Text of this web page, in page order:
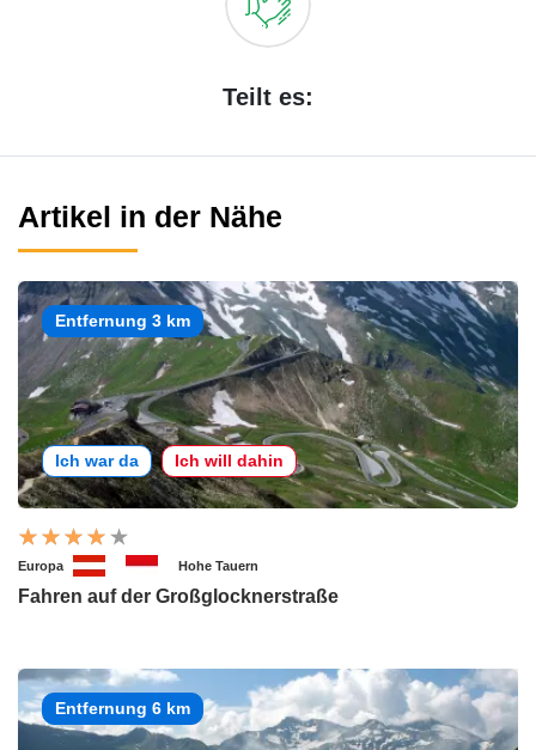
Teilt es:
Artikel in der Nähe
Entfernung 3 km
Ich war da Ich will dahin
Europa Hohe Tauern
Fahren auf der Großglocknerstraße
Entfernung 6 km